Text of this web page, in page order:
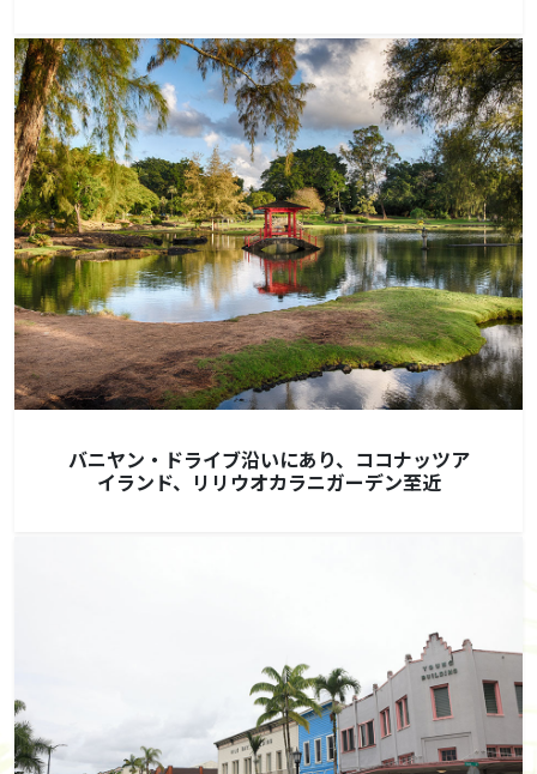
バニヤン・ドライブ沿いにあり、ココナッツア
イランド、リリウオカラニガーデン至近